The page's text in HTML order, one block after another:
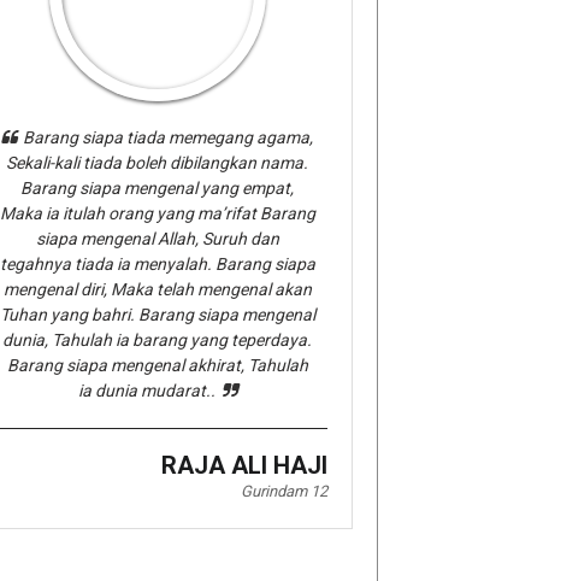
Barang siapa tiada memegang agama,
Sekali-kali tiada boleh dibilangkan nama.
Barang siapa mengenal yang empat,
Maka ia itulah orang yang ma’rifat Barang
siapa mengenal Allah, Suruh dan
tegahnya tiada ia menyalah. Barang siapa
mengenal diri, Maka telah mengenal akan
Tuhan yang bahri. Barang siapa mengenal
dunia, Tahulah ia barang yang teperdaya.
Barang siapa mengenal akhirat, Tahulah
ia dunia mudarat..
RAJA ALI HAJI
Gurindam 12